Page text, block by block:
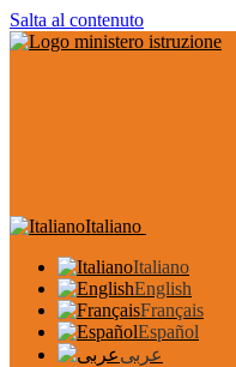
Salta al contenuto
Italiano
Italiano
English
Français
Español
عربى